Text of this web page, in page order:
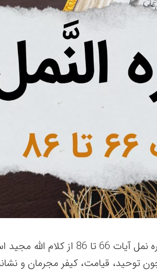
این نوشتار، شامل سوره نمل آیات 66 تا 86 از
توحید، قیامت، کیفر مجرمان و